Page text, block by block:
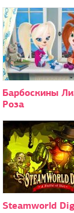
Барбоскины
Роза
Steamworld Dig